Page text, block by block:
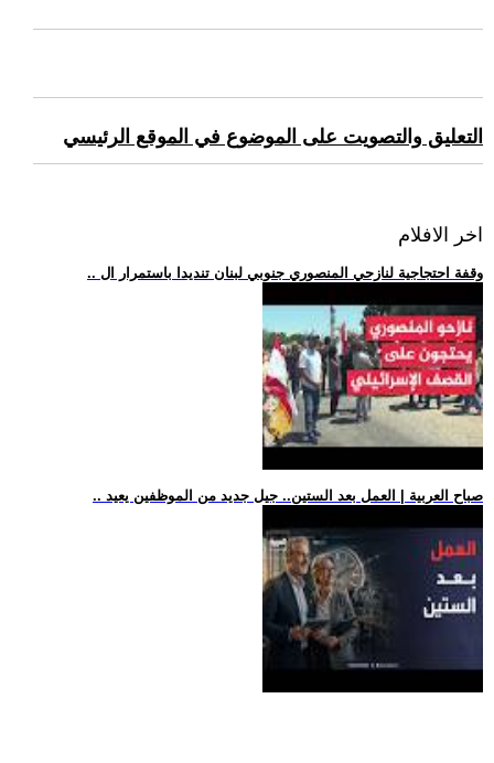
التعليق والتصويت على الموضوع في الموقع الرئيسي
اخر الافلام
.. وقفة احتجاجية لنازحي المنصوري جنوبي لبنان تنديدا باستمرار ال
.. صباح العربية | العمل بعد الستين.. جيل جديد من الموظفين يعيد